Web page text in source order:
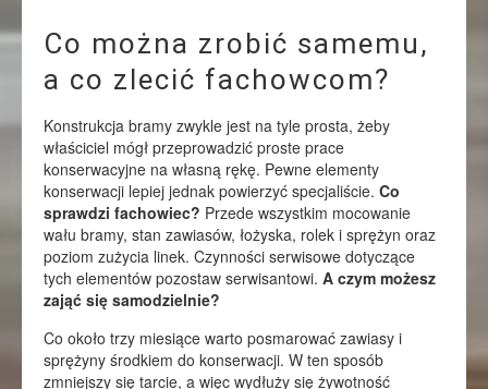
Co można zrobić samemu,
a co zlecić fachowcom?
Konstrukcja bramy zwykle jest na tyle prosta, żeby
właściciel mógł przeprowadzić proste prace
konserwacyjne na własną rękę. Pewne elementy
konserwacji lepiej jednak powierzyć specjaliście. Co
sprawdzi fachowiec? Przede wszystkim mocowanie
wału bramy, stan zawiasów, łożyska, rolek i sprężyn oraz
poziom zużycia linek. Czynności serwisowe dotyczące
tych elementów pozostaw serwisantowi. A czym możesz
zająć się samodzielnie?
Co około trzy miesiące warto posmarować zawiasy i
sprężyny środkiem do konserwacji. W ten sposób
zmniejszy się tarcie, a więc wydłuży się żywotność